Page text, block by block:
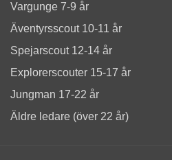
Vargunge 7-9 år
Äventyrsscout 10-11 år
Spejarscout 12-14 år
Explorerscouter 15-17 år
Jungman 17-22 år
Äldre ledare (över 22 år)